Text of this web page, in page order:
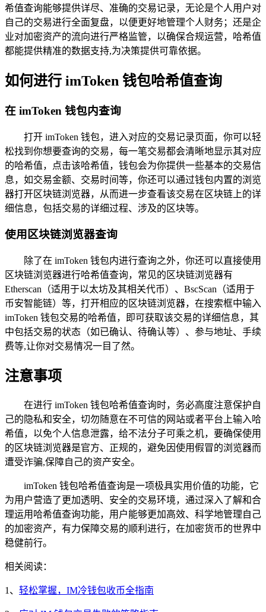
希值查询能够提供详尽、准确的交易记录，无论是个人用户对
自己的交易进行全面复盘，以便更好地管理个人财务；还是企
业对加密资产的流向进行严格监管，以确保合规运营，哈希值
都能提供精准的数据支持,为决策提供可靠依据。
如何进行 imToken 钱包哈希值查询
在 imToken 钱包内查询
打开 imToken 钱包，进入对应的交易记录页面，你可以轻
松找到你想要查询的交易，每一笔交易都会清晰地显示其对应
的哈希值，点击该哈希值，钱包会为你提供一些基本的交易信
息，如交易金额、交易时间等，你还可以通过钱包内置的浏览
器打开区块链浏览器，从而进一步查看该交易在区块链上的详
细信息，包括交易的详细过程、涉及的区块等。
使用区块链浏览器查询
除了在 imToken 钱包内进行查询之外，你还可以直接使用
区块链浏览器进行哈希值查询，常见的区块链浏览器有
Etherscan（适用于以太坊及其相关代币）、BscScan（适用于
币安智能链）等，打开相应的区块链浏览器，在搜索框中输入
imToken 钱包交易的哈希值，即可获取该交易的详细信息，其
中包括交易的状态（如已确认、待确认等）、参与地址、手续
费等,让你对交易情况一目了然。
注意事项
在进行 imToken 钱包哈希值查询时，务必高度注意保护自
己的隐私和安全，切勿随意在不可信的网站或者平台上输入哈
希值，以免个人信息泄露，给不法分子可乘之机，要确保使用
的区块链浏览器是官方、正规的，避免因使用假冒的浏览器而
遭受诈骗,保障自己的资产安全。
imToken 钱包哈希值查询是一项极具实用价值的功能，它
为用户营造了更加透明、安全的交易环境，通过深入了解和合
理运用哈希值查询功能，用户能够更加高效、科学地管理自己
的加密资产，有力保障交易的顺利进行，在加密货币的世界中
稳健前行。
相关阅读：
1、 轻松掌握，IM冷钱包收币全指南